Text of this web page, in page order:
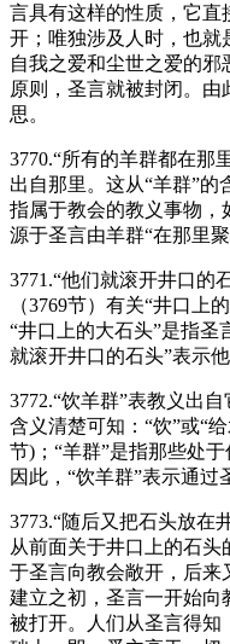
言具有这样的性质，它直
开；唯独涉及人时，也就
自我之爱和尘世之爱的
原则，圣言就被封闭。由
思。
3770.“所有的羊群都在那
出自那里。这从“羊群”的
指属于教会的教义事物，
源于圣言由羊群“在那里聚
3771.“他们就滚开井口的
（3769节）有关“井口上
“井口上的大石头”是指圣
就滚开井口的石头”表示他
3772.“饮羊群”表教义出
含义清楚可知：“饮”或“
节)；“羊群”是指那些处于
因此，“饮羊群”表示通过
3773.“随后又把石头放在
从前面关于井口上的石头
于圣言向教会敞开，后来
建立之初，圣言一开始向
被打开。人们从圣言得知